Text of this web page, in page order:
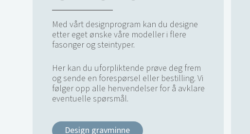
Med vårt designprogram kan du designe
etter eget ønske våre modeller i flere
fasonger og steintyper.
Her kan du uforpliktende prøve deg frem
og sende en forespørsel eller bestilling. Vi
følger opp alle henvendelser for å avklare
eventuelle spørsmål.
Design gravminne